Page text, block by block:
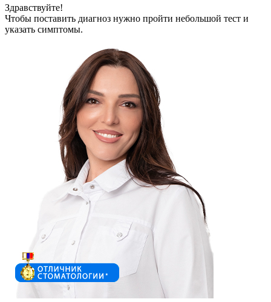
Здравствуйте!
Чтобы поставить диагноз нужно пройти небольшой тест и
указать симптомы.